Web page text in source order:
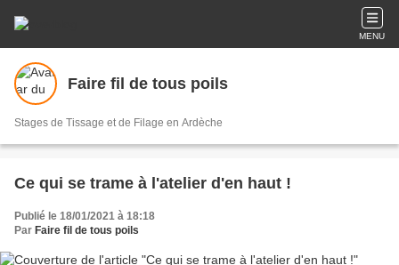
MENU
Faire fil de tous poils
Stages de Tissage et de Filage en Ardèche
Ce qui se trame à l'atelier d'en haut !
Publié le 18/01/2021 à 18:18
Par Faire fil de tous poils